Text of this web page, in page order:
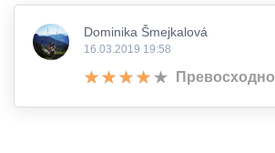
Dominika Šmejkalová
16.03.2019 19:58
Превосходно